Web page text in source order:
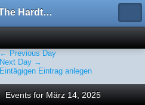
USB - The Hardtechno Family
← Previous Day
Next Day →
Eintägigen Eintrag anlegen
Events for März 14, 2025